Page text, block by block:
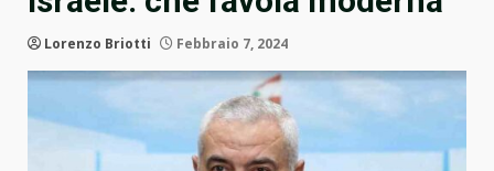
Lorenzo Briotti Febbraio 7, 2024